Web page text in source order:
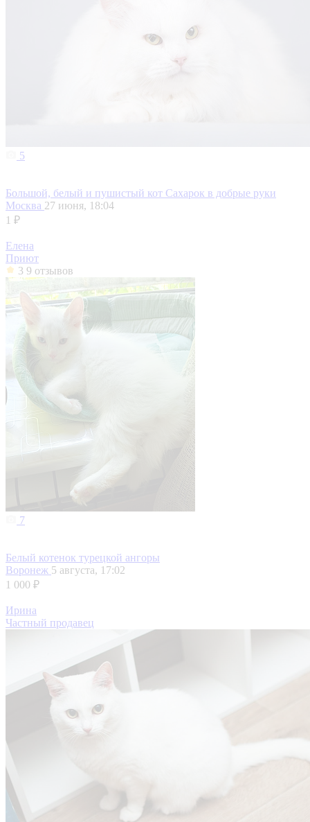
5
Большой, белый и пушистый кот Сахарок в добрые руки
Москва 27 июня, 18:04
1 ₽
Елена
Приют
3 9 отзывов
7
Белый котенок турецкой ангоры
Воронеж 5 августа, 17:02
1 000 ₽
Ирина
Частный продавец